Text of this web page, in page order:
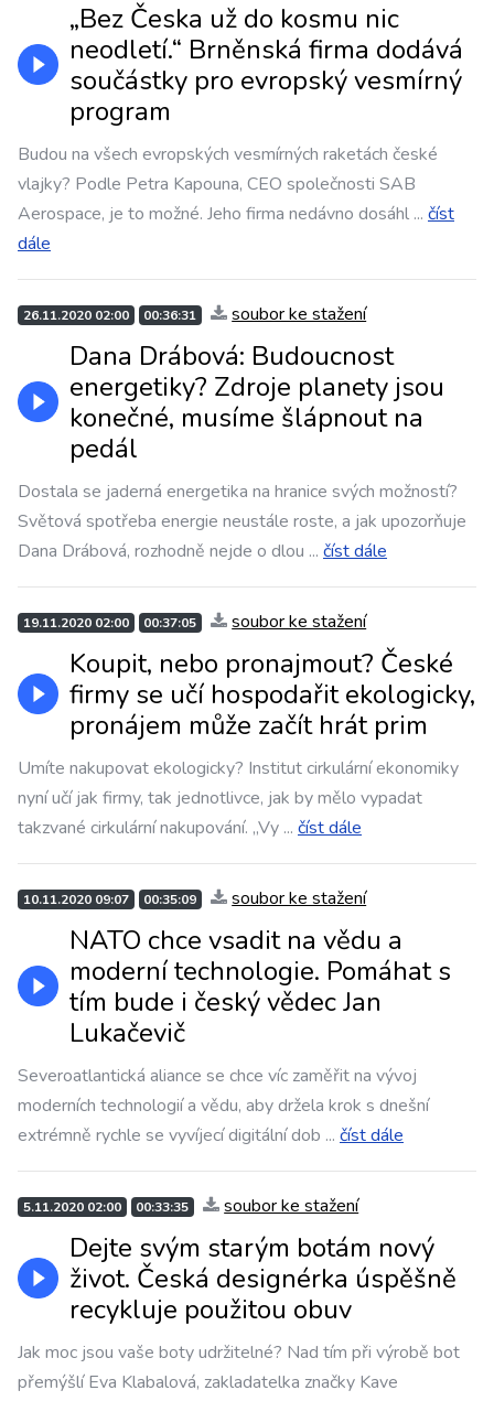
„Bez Česka už do kosmu nic
neodletí.“ Brněnská firma dodává
součástky pro evropský vesmírný
program
Budou na všech evropských vesmírných raketách české
vlajky? Podle Petra Kapouna, CEO společnosti SAB
Aerospace, je to možné. Jeho firma nedávno dosáhl ... číst
dále
26.11.2020 02:00 00:36:31 soubor ke stažení
Dana Drábová: Budoucnost
energetiky? Zdroje planety jsou
konečné, musíme šlápnout na
pedál
Dostala se jaderná energetika na hranice svých možností?
Světová spotřeba energie neustále roste, a jak upozorňuje
Dana Drábová, rozhodně nejde o dlou ... číst dále
19.11.2020 02:00 00:37:05 soubor ke stažení
Koupit, nebo pronajmout? České
firmy se učí hospodařit ekologicky,
pronájem může začít hrát prim
Umíte nakupovat ekologicky? Institut cirkulární ekonomiky
nyní učí jak firmy, tak jednotlivce, jak by mělo vypadat
takzvané cirkulární nakupování. „Vy ... číst dále
10.11.2020 09:07 00:35:09 soubor ke stažení
NATO chce vsadit na vědu a
moderní technologie. Pomáhat s
tím bude i český vědec Jan
Lukačevič
Severoatlantická aliance se chce víc zaměřit na vývoj
moderních technologií a vědu, aby držela krok s dnešní
extrémně rychle se vyvíjecí digitální dob ... číst dále
5.11.2020 02:00 00:33:35 soubor ke stažení
Dejte svým starým botám nový
život. Česká designérka úspěšně
recykluje použitou obuv
Jak moc jsou vaše boty udržitelné? Nad tím při výrobě bot
přemýšlí Eva Klabalová, zakladatelka značky Kave